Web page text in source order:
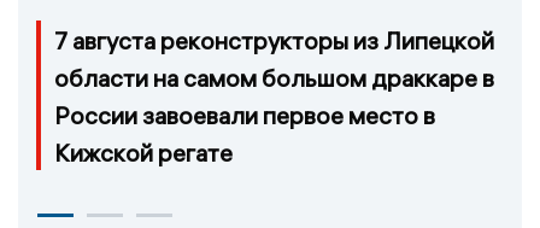
7 августа реконструкторы из Липецкой
области на самом большом драккаре в
России завоевали первое место в
Кижской регате